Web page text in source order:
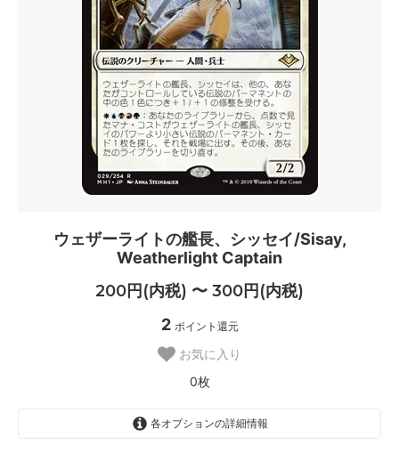
ウェザーライトの艦長、シッセイ/Sisay,
Weatherlight Captain
200円(内税) 〜 300円(内税)
2 ポイント還元
お気に入り
0枚
各オプションの詳細情報